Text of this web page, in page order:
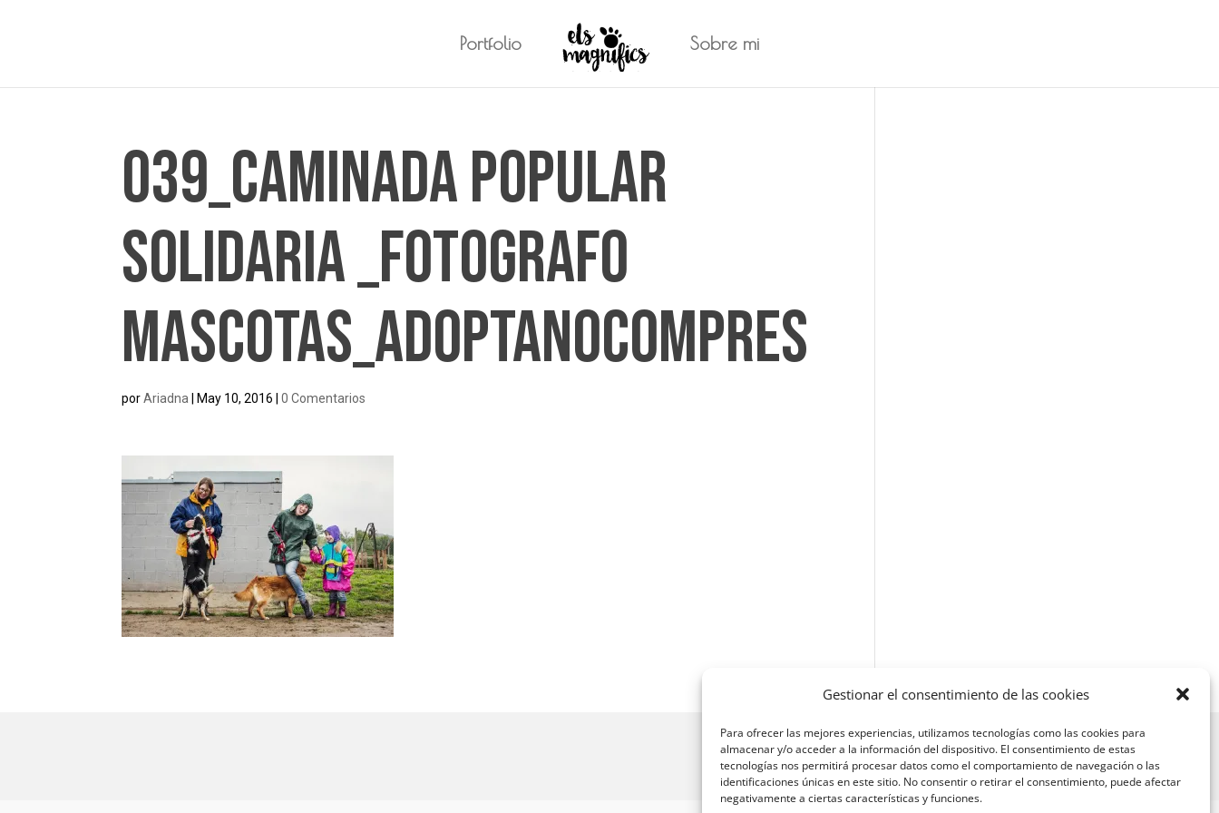
Gestionar el consentimiento de las cookies
Para ofrecer las mejores experiencias, utilizamos tecnologías como las cookies para
almacenar y/o acceder a la información del dispositivo. El consentimiento de estas
tecnologías nos permitirá procesar datos como el comportamiento de navegación o las
identificaciones únicas en este sitio. No consentir o retirar el consentimiento, puede afectar
negativamente a ciertas características y funciones.
Portfolio Sobre mi
039_caminada popular
solidaria _fotografo
mascotas_adoptanocompres
porAriadna May 10, 2016 |0 Comentarios